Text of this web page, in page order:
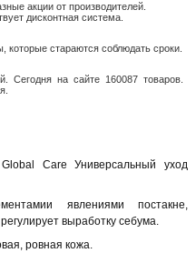
акции от производителей.
дисконтная система.
которые стараются соблюдать сроки.
Сегодня на сайте 160087 товаров.
Care Универсальный уход
явлениями постакне,
выработку себума.
ровная кожа.